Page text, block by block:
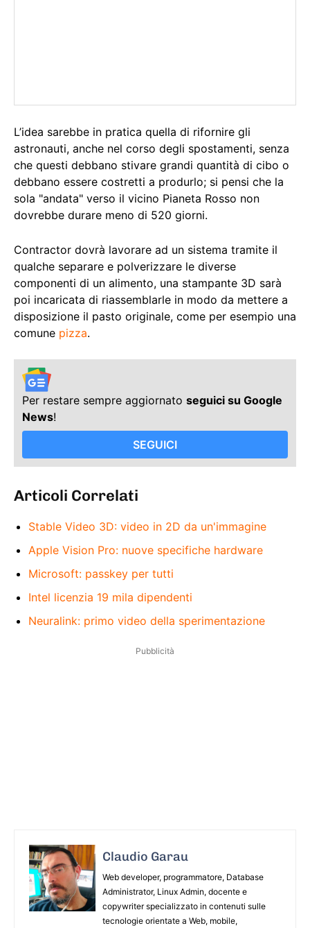
L’idea sarebbe in pratica quella di rifornire gli
astronauti, anche nel corso degli spostamenti, senza
che questi debbano stivare grandi quantità di cibo o
debbano essere costretti a produrlo; si pensi che la
sola "andata" verso il vicino Pianeta Rosso non
dovrebbe durare meno di 520 giorni.
Contractor dovrà lavorare ad un sistema tramite il
qualche separare e polverizzare le diverse
componenti di un alimento, una stampante 3D sarà
poi incaricata di riassemblarle in modo da mettere a
disposizione il pasto originale, come per esempio una
comune pizza.
Per restare sempre aggiornato seguici su Google
News!
SEGUICI
Articoli Correlati
Stable Video 3D: video in 2D da un'immagine
Apple Vision Pro: nuove specifiche hardware
Microsoft: passkey per tutti
Intel licenzia 19 mila dipendenti
Neuralink: primo video della sperimentazione
Pubblicità
Claudio Garau
Web developer, programmatore, Database
Administrator, Linux Admin, docente e
copywriter specializzato in contenuti sulle
tecnologie orientate a Web, mobile,